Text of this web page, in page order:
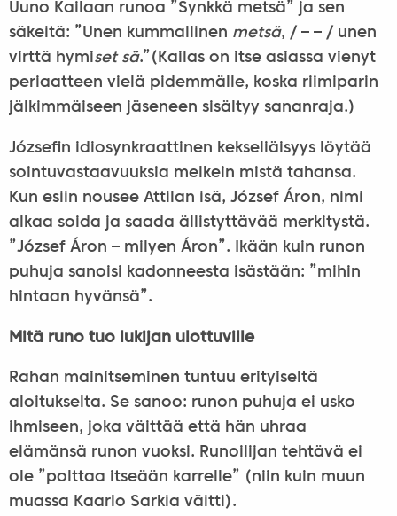
Uuno Kailaan runoa ”Synkkä metsä” ja sen
säkeitä: ”Unen kummallinen metsä, / – – / unen
virttä hymiset sä.”(Kailas on itse asiassa vienyt
periaatteen vielä pidemmälle, koska riimiparin
jälkimmäiseen jäseneen sisältyy sananraja.)
Józsefin idiosynkraattinen kekseliäisyys löytää
sointuvastaavuuksia melkein mistä tahansa.
Kun esiin nousee Attilan isä, József Áron, nimi
alkaa soida ja saada ällistyttävää merkitystä.
”József Áron – milyen Áron”. Ikään kuin runon
puhuja sanoisi kadonneesta isästään: ”mihin
hintaan hyvänsä”.
Mitä runo tuo lukijan ulottuville
Rahan mainitseminen tuntuu erityiseltä
aloitukselta. Se sanoo: runon puhuja ei usko
ihmiseen, joka väittää että hän uhraa
elämänsä runon vuoksi. Runoilijan tehtävä ei
ole ”polttaa itseään karrelle” (niin kuin muun
muassa Kaarlo Sarkia väitti).